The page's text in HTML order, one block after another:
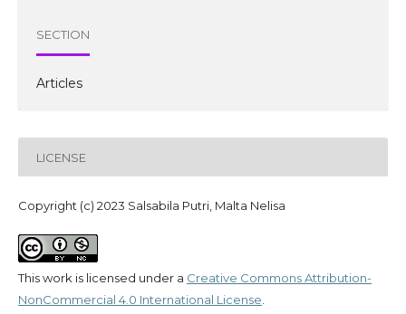
SECTION
Articles
LICENSE
Copyright (c) 2023 Salsabila Putri, Malta Nelisa
This work is licensed under a Creative Commons Attribution-
NonCommercial 4.0 International License